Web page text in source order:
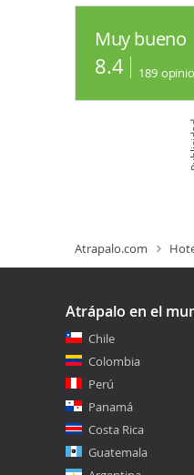
Muy bueno
8.4 189
Atrapalo.com
Atrápalo en el
Chile
Colombia
Perú
Panamá
Costa Rica
Guatemala